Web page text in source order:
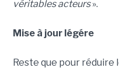
véritables acteurs».
Mise à jour légére
Reste que pour réduire